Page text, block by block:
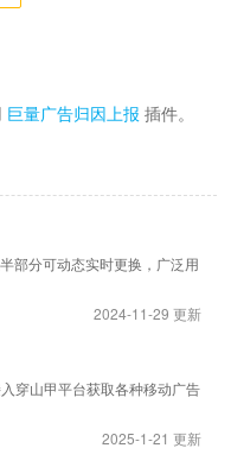
巨量广告归因上报 插件。
部分可动态实时更换，广泛用
2024-11-29 更新
穿山甲平台获取各种移动广告
2025-1-21 更新